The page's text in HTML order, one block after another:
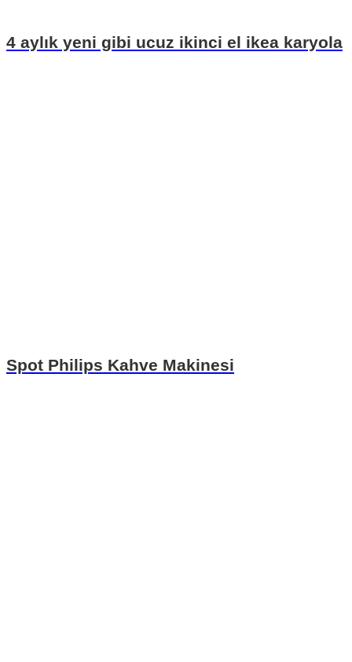
4 aylık yeni gibi ucuz ikinci el ikea karyola
Spot Philips Kahve Makinesi